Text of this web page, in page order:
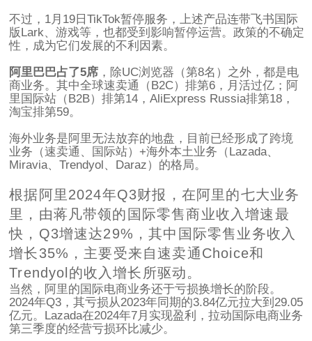
不过，1月19日TikTok暂停服务，上述产品连带飞书国际
版Lark、游戏等，也都受到影响暂停运营。政策的不确定
性，成为它们发展的不利因素。
阿里巴巴占了5席 ，除UC浏览器（第8名）之外，都是电
商业务。其中全球速卖通（B2C）排第6，月活过亿；阿
里国际站（B2B）排第14，AliExpress Russia排第18，
淘宝排第59。
海外业务是阿里无法放弃的地盘，目前已经形成了跨境
业务（速卖通、国际站）+海外本土业务（Lazada、
Miravia、Trendyol、Daraz）的格局。
根据阿里2024年Q3财报，在阿里的七大业务
里，由蒋凡带领的国际零售商业收入增速最
快，Q3增速达29%，其中国际零售业务收入
增长35%，主要受来自速卖通Choice和
Trendyol的收入增长所驱动。
当然，阿里的国际电商业务还于亏损换增长的阶段。
2024年Q3，其亏损从2023年同期的3.84亿元拉大到29.05
亿元。Lazada在2024年7月实现盈利，拉动国际电商业务
第三季度的经营亏损环比减少。